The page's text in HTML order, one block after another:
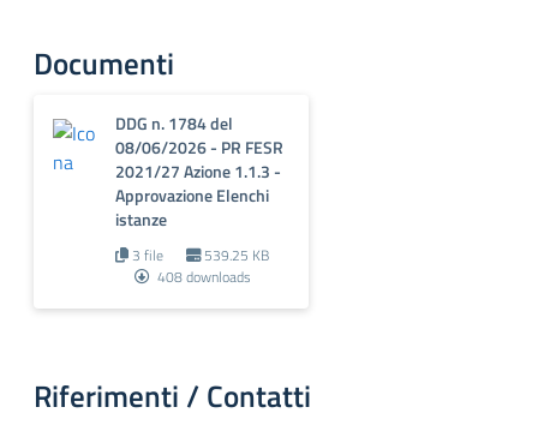
Documenti
DDG n. 1784 del
08/06/2026 - PR FESR
2021/27 Azione 1.1.3 -
Approvazione Elenchi
istanze
3 file
539.25 KB
408 downloads
Riferimenti / Contatti